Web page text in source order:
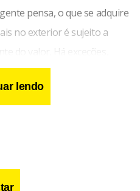
pensa, o que se adquire
no exterior é sujeito a
do valor. Há exceções,
com receita médica
de valor até US$ 50,00.
lendo